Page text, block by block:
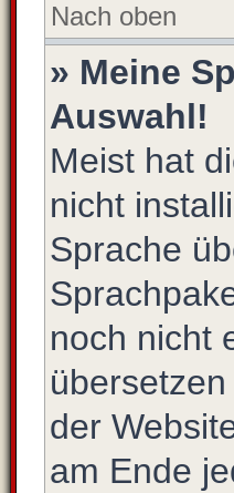
Nach oben
» Meine
Auswahl!
Meist hat
nicht
Sprache
noch nicht
der
am Ende